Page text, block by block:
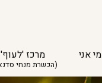
מי אני מרכז 'לעוף'
(הכשרת מנחי